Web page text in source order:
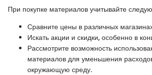
При покупке материалов учитывайте
Сравните цены в различных
Искать акции и скидки, особенно в
Рассмотрите возможность
материалов для уменьшения
окружающую среду.